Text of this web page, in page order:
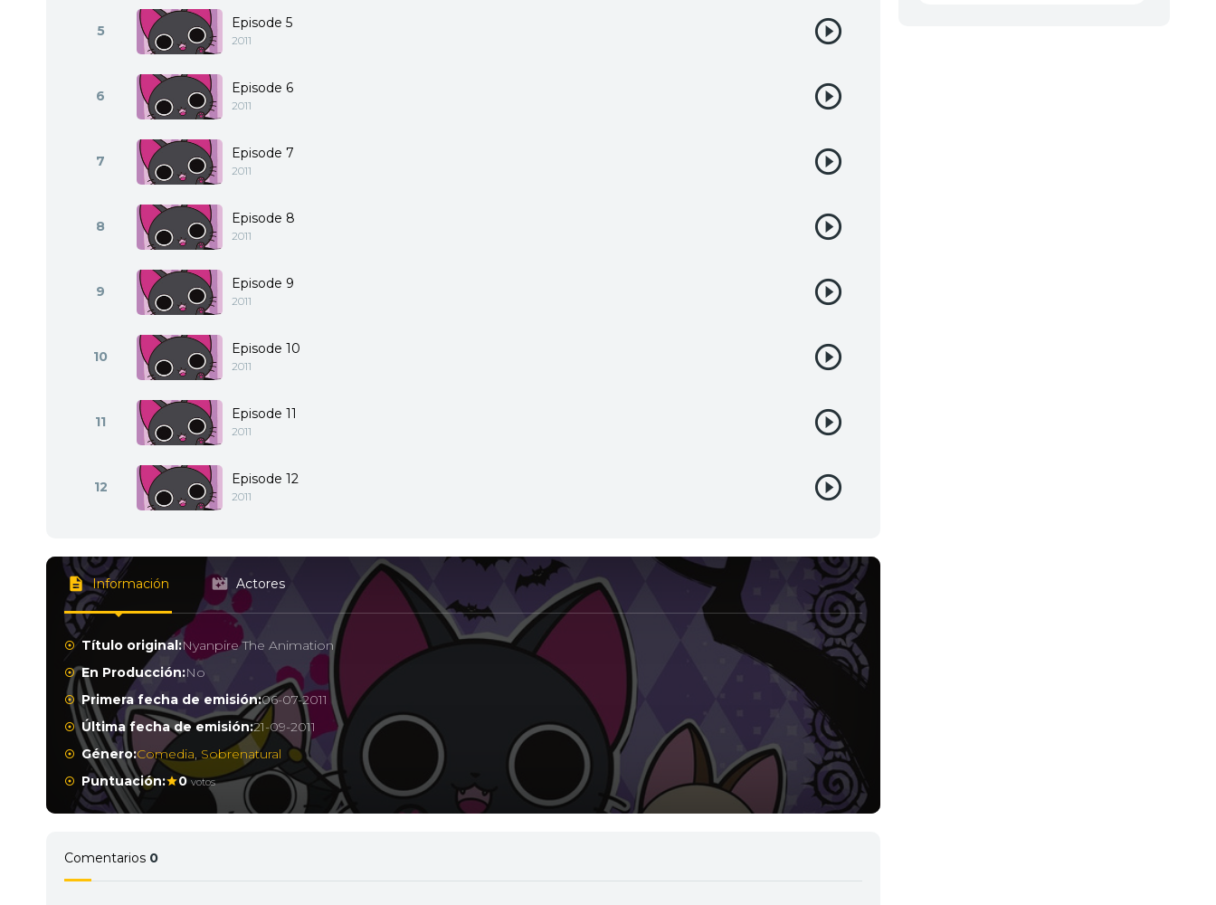
5 Episode 5
2011
6 Episode 6
2011
7 Episode 7
2011
8 Episode 8
2011
9 Episode 9
2011
10 Episode 10
2011
11 Episode 11
2011
12 Episode 12
2011
Información Actores
Título original:Nyanpire The Animation
En Producción:No
Primera fecha de emisión:06-07-2011
Última fecha de emisión:21-09-2011
Género:Comedia, Sobrenatural
Puntuación:
0 votos
Comentarios 0